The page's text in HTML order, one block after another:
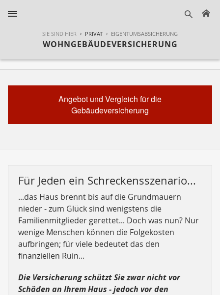
SIE SIND HIER PRIVAT EIGENTUMSABSICHERUNG
WOHNGEBÄUDEVERSICHERUNG
Angebot und Vergleich für die
Gebäudeversicherung
Für Jeden ein Schreckensszenario...
...das Haus brennt bis auf die Grundmauern
nieder - zum Glück sind wenigstens die
Familienmitglieder gerettet... Doch was nun? Nur
wenige Menschen können die Folgekosten
aufbringen; für viele bedeutet das den
finanziellen Ruin...
Die Versicherung schützt Sie zwar nicht vor
Schäden an Ihrem Haus - jedoch vor den